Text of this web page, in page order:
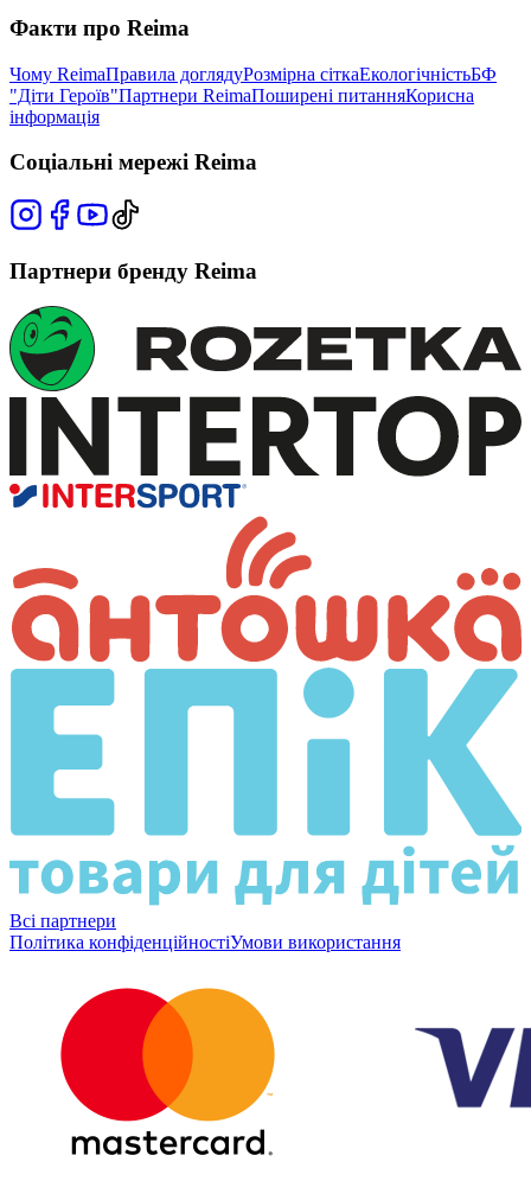
Факти про Reima
Чому ReimaПравила доглядуРозмірна сіткаЕкологічністьБФ
"Діти Героїв"Партнери ReimaПоширені питанняКорисна
інформація
Соціальні мережі Reima
Партнери бренду Reima
Всі партнери
Політика конфіденційностіУмови використання